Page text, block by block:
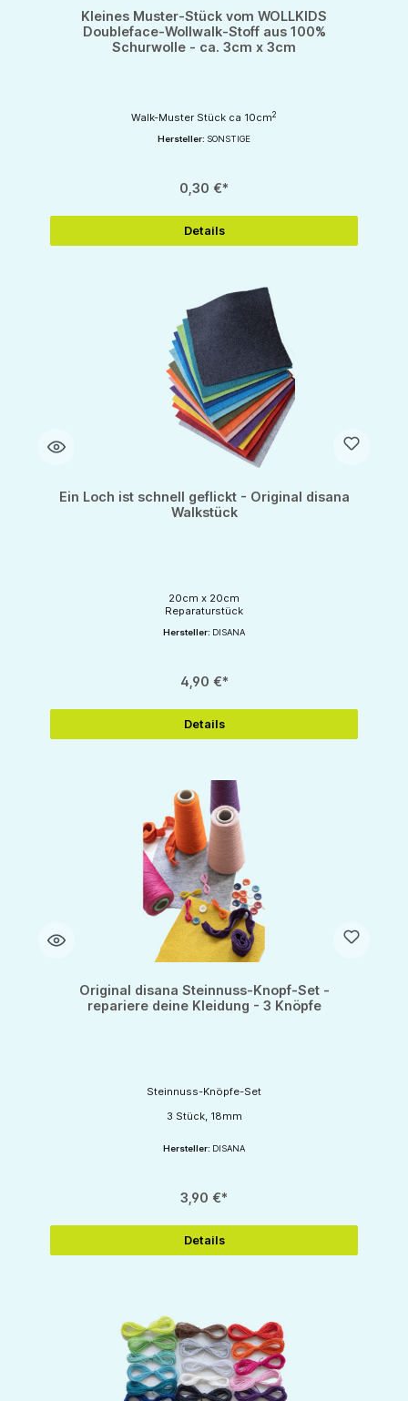
Kleines Muster-Stück vom WOLLKIDS
Doubleface-Wollwalk-Stoff aus 100%
Schurwolle - ca. 3cm x 3cm
Walk-Muster Stück ca 10cm2
Hersteller: SONSTIGE
0,30 €*
Details
Ein Loch ist schnell geflickt - Original disana
Walkstück
20cm x 20cm
Reparaturstück
Hersteller: DISANA
4,90 €*
Details
Original disana Steinnuss-Knopf-Set -
repariere deine Kleidung - 3 Knöpfe
Steinnuss-Knöpfe-Set
3 Stück, 18mm
Hersteller: DISANA
3,90 €*
Details